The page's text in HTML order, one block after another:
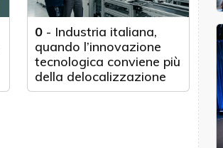
0 - Industria italiana,
quando l’innovazione
tecnologica conviene più
della delocalizzazione